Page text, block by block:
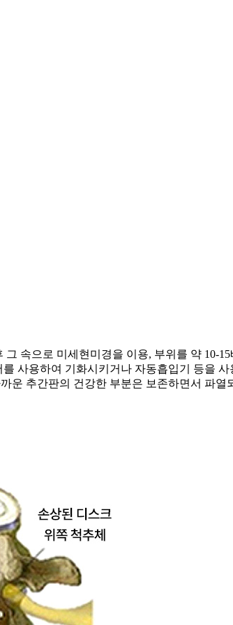
속으로 미세현미경을 이용, 부위를 약 10-
사용하여 기화시키거나 자동흡입기 등을
운 추간판의 건강한 부분은 보존하면서 파